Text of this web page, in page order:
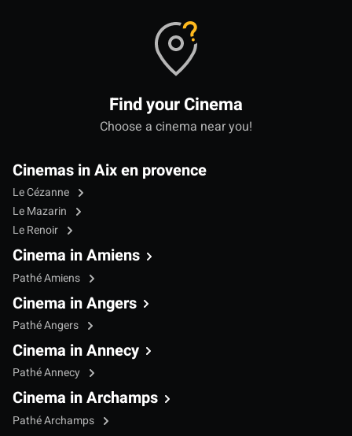
Find your Cinema
Choose a cinema near you!
Cinemas in Aix en provence
Le Cézanne
Le Mazarin
Le Renoir
Cinema in Amiens
Pathé Amiens
Cinema in Angers
Pathé Angers
Cinema in Annecy
Pathé Annecy
Cinema in Archamps
Pathé Archamps